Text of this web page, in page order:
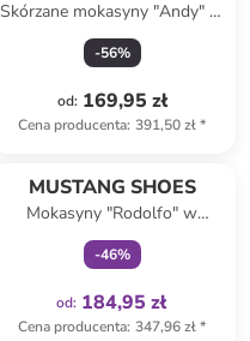
Skórzane mokasyny "Andy" w
kolorze beżowym
-56%
od: 169,95 zł
Cena producenta: 391,50 zł*
MUSTANG SHOES
Mokasyny "Rodolfo" w
kolorze granatowym
-46%
od: 184,95 zł
Cena producenta: 347,96 zł*